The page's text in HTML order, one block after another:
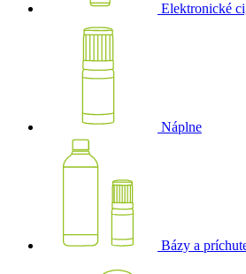
Elektronické
Náplne
Bázy a